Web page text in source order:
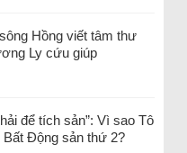
Hồng viết tâm thư
Ly cứu giúp
để tích sản”: Vì sao Tô
Bất Động sản thứ 2?